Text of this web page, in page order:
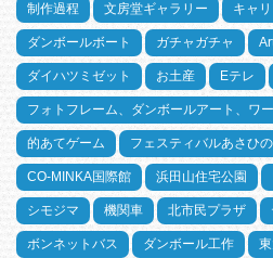
制作過程 文房堂ギャラリー キャ
ダンボールボート ガチャガチャ
ダイハツミゼット お土産 Eテレ
フォトフレーム、ダンボールアート、ワ
的あてゲーム フェスティバルあさひの
CO-MINKA国際館 浜田山住宅公園
シモジマ 機関車 北市民プラザ
ボンネットバス ダンボール工作